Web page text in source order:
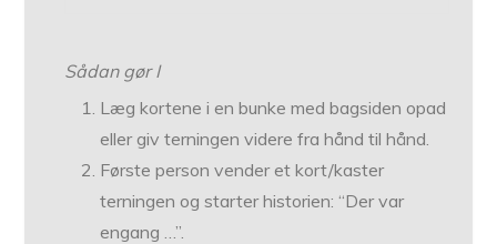
Sådan gør I
Læg kortene i en bunke med bagsiden opad
eller giv terningen videre fra hånd til hånd.
Første person vender et kort/kaster
terningen og starter historien: “Der var
engang …”.